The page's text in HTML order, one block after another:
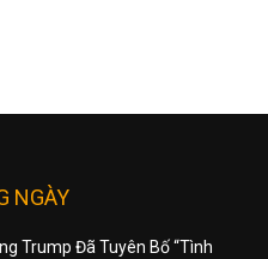
NGÀY
Trump Đã Tuyên Bố “Tình